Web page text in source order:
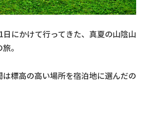
にかけて行ってきた、真夏の山陰山
。
標高の高い場所を宿泊地に選んだの